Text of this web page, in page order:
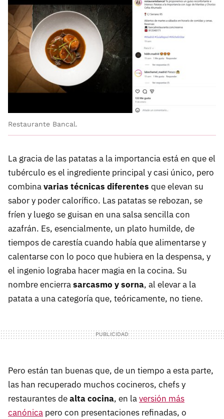
Restaurante Bancal.
La gracia de las patatas a la importancia está en que el
tubérculo es el ingrediente principal y casi único, pero
combinavarias técnicas diferentes que elevan su
sabor y poder calorífico. Las patatas se rebozan, se
fríen y luego se guisan en una salsa sencilla con
azafrán. Es, esencialmente, un plato humilde, de
tiempos de carestía cuando había que alimentarse y
calentarse con lo poco que hubiera en la despensa, y
el ingenio lograba hacer magia en la cocina. Su
nombre encierrasarcasmo y sorna, al elevar a la
patata a una categoría que, teóricamente, no tiene.
Pero están tan buenas que, de un tiempo a esta parte,
las han recuperado muchos cocineros, chefs y
restaurantes dealta cocina, en laversión más
canónica pero con presentaciones refinadas, o